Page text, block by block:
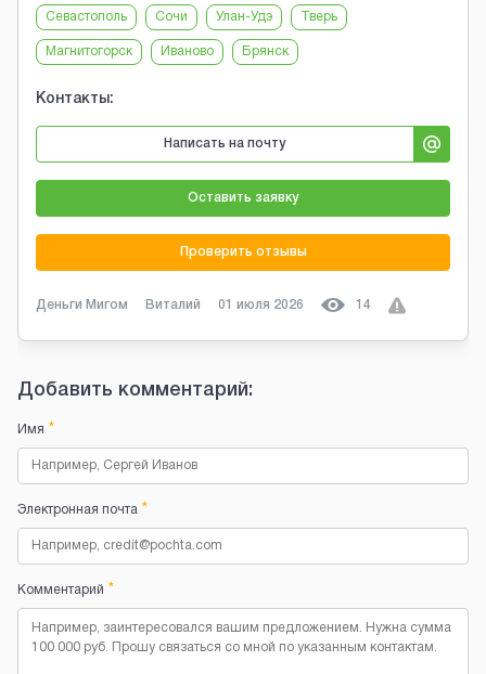
Севастополь Сочи Улан-Удэ Тверь
Магнитогорск Иваново Брянск
Контакты:
Написать на почту
Оставить заявку
Проверить отзывы
Деньги Мигом Виталий 01 июля 2026 14
Добавить комментарий:
Имя *
Электронная почта *
Комментарий *